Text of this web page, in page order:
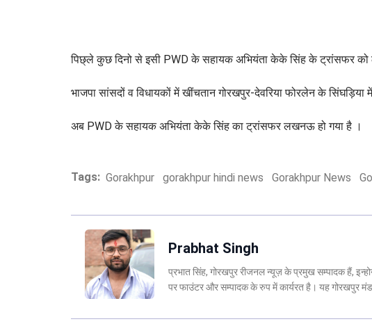
पिछ्ले कुछ दिनो से इसी PWD के सहायक अभियंता केके सिंह के ट्रांसफर को
भाजपा सांसदों व विधायकों में खींचतान गोरखपुर-देवरिया फोरलेन के
अब PWD के सहायक अभियंता केके सिंह का ट्रांसफर लखनऊ हो गया है ।
Tags: Gorakhpur gorakhpur hindi news Gorakhpur News
Prabhat Singh
प्रभात सिंह, गोरखपुर रीजनल न्यूज़ के प्रमुख सम्पादक हैं,
पर फाउंटर और सम्पादक के रुप में कार्यरत है। यह गोरखपुर